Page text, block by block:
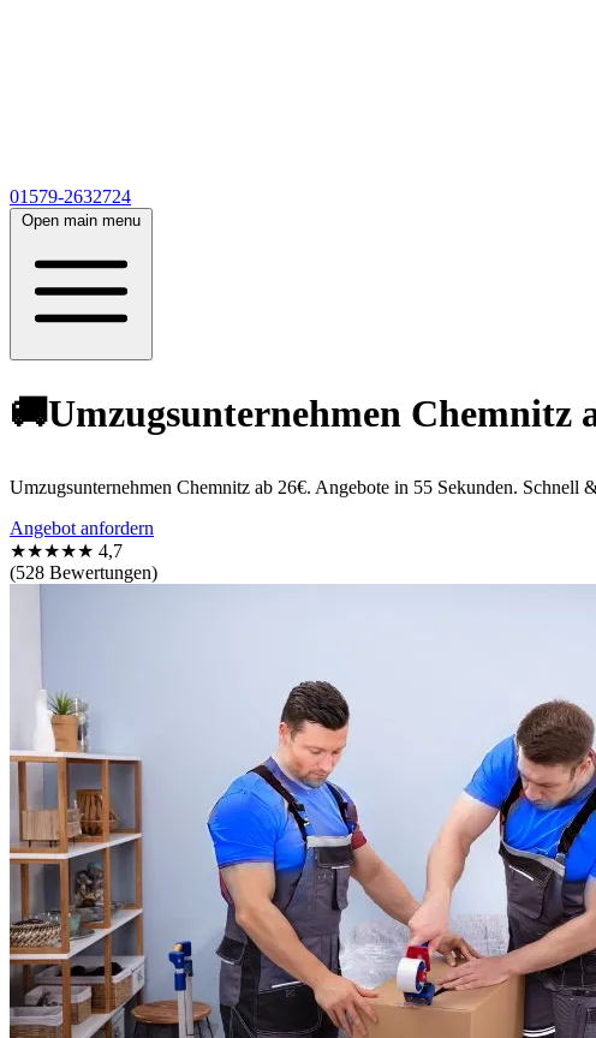
01579-2632724
Open main menu
🚚Umzugsunternehmen Chemnitz
Umzugsunternehmen Chemnitz ab 26€. Angebote in 55 Sekunden. Schnell
Angebot anfordern
★★★★★ 4,7
(528 Bewertungen)